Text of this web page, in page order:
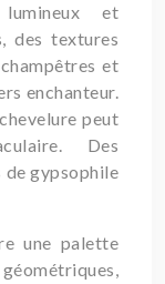
et
des textures
et
enchanteur.
peut
Des
gypsophile
une palette